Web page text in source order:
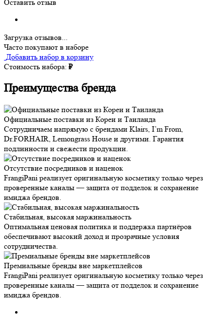
Оставить отзыв
Загрузка отзывов...
Часто покупают в наборе
Добавить набор в корзину
Стоимость набора: ₽
Преимущества бренда
Официальные поставки из Кореи и Таиланда
Сотрудничаем напрямую с брендами Klairs, I’m From,
Dr.FORHAIR, Lemongrass House и другими. Гарантия
подлинности и свежести продукции.
Отсутствие посредников и наценок
FrangiPani реализует оригинальную косметику только через
проверенные каналы — защита от подделок и сохранение
имиджа брендов.
Стабильная, высокая маржинальность
Оптимальная ценовая политика и поддержка партнёров
обеспечивают высокий доход и прозрачные условия
сотрудничества.
Премиальные бренды вне маркетплейсов
FrangiPani реализует оригинальную косметику только через
проверенные каналы — защита от подделок и сохранение
имиджа брендов.